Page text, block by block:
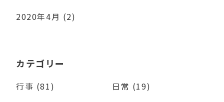
2020年4月 (2)
カテゴリー
行事 (81)
日常 (19)